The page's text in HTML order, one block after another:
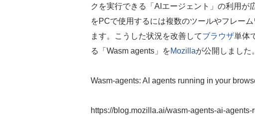
クを実行できる「AIエージェント」の利用が
をPCで使用するには複数のツールやフレー
ます。こうした状況を改善してブラウザ単体
る「Wasm agents」をMozillaが公開しました。
Wasm-agents: AI agents running in your
https://blog.mozilla.ai/wasm-agents-ai-